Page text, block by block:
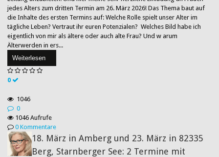
jedes Alters zum dritten Termin am 26. März 2026! Das Thema baut auf
die Inhalte des ersten Termins auf: Welche Rolle spielt unser Alter im
tägliche Leben? Vertraut ihr euren Potenzialen? Welches Bild habe ich
eigentlich von mir als ältere oder auch alte Frau? Und w arum
Älterwerden in ers...
Weiterlesen
0
1046
0
1046 Aufrufe
0 Kommentare
18. März in Amberg und 23. März in 82335
Berg, Starnberger See: 2 Termine mit